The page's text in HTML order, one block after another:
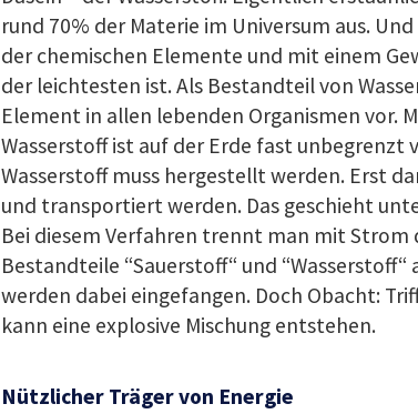
rund 70% der Materie im Universum aus.
der chemischen Elemente und mit einem
der leichtesten ist. Als Bestandteil von
Element in allen lebenden Organismen vor.
Wasserstoff ist auf der Erde fast unbegrenzt
Wasserstoff muss hergestellt werden. Erst
und transportiert werden. Das geschieht
Bei diesem Verfahren trennt man mit Strom
Bestandteile “Sauerstoff“ und “Wasserstoff“
werden dabei eingefangen. Doch Obacht:
kann eine explosive Mischung entstehen.
Nützlicher Träger von Energie